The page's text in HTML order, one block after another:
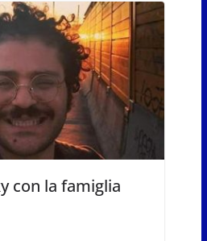
con la famiglia